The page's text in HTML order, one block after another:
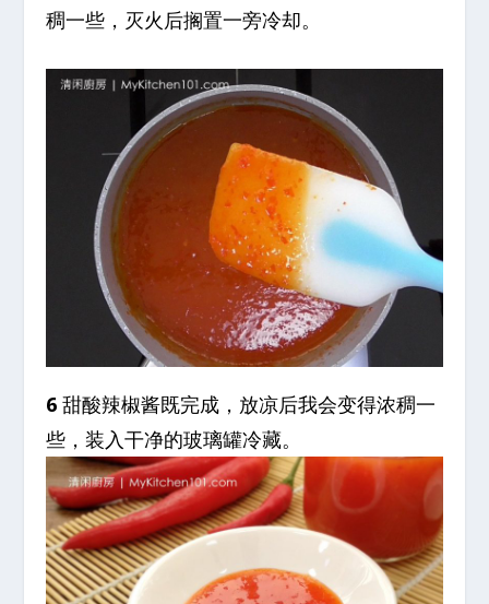
稠一些，灭火后搁置一旁冷却。
6 甜酸辣椒酱既完成，放凉后我会变得浓稠一
些，装入干净的玻璃罐冷藏。